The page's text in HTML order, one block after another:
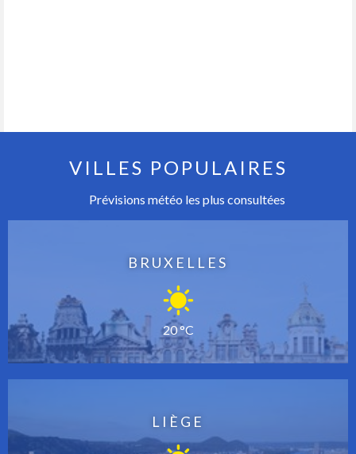
VILLES POPULAIRES
Prévisions météo les plus consultées
BRUXELLES
20 °C
LIÈGE